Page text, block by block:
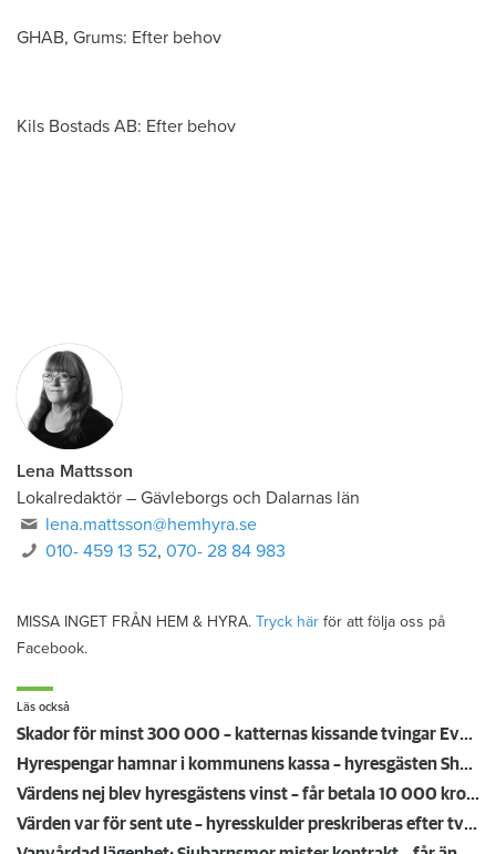
GHAB, Grums: Efter behov
Kils Bostads AB: Efter behov
Lena Mattsson
Lokalredaktör – Gävleborgs och Dalarnas län
lena.mattsson@hemhyra.se
010- 459 13 52,070- 28 84 983
MISSA INGET FRÅN HEM & HYRA. Tryck här för att följa oss på
Facebook.
Läs också
Skador för minst 300 000 – katternas kissande tvingar Eva att flytta: ”Missförstånd och lögner”
Hyrespengar hamnar i kommunens kassa – hyresgästen Shandi: "Det känns orättvist"
Värdens nej blev hyresgästens vinst – får betala 10 000 kronor mindre för färgstänken
Värden var för sent ute – hyresskulder preskriberas efter två år